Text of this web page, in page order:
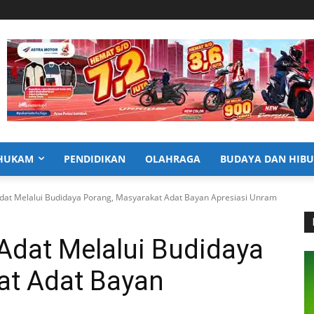
PENDIDIKAN OLAHRAGA BUDAYA DAN
Melalui Budidaya Porang, Masyarakat Adat Bayan Apresiasi Unram
Melalui Budidaya
Adat Bayan